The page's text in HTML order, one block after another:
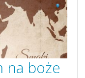
na boże